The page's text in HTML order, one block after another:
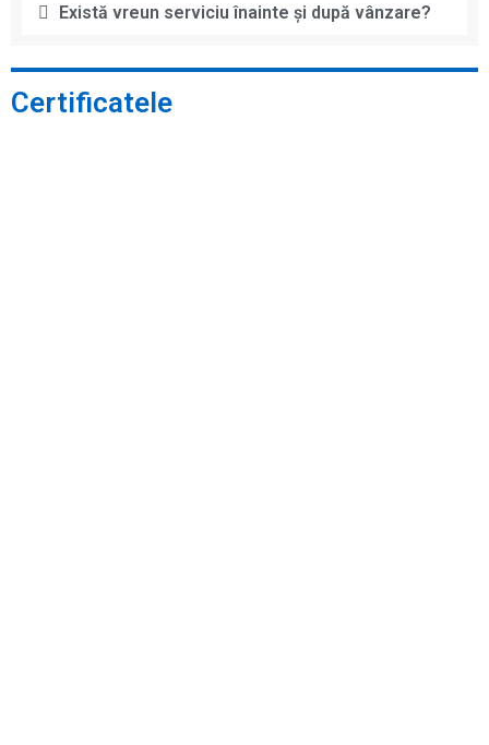
Există vreun serviciu înainte și după vânzare?
Certificatele